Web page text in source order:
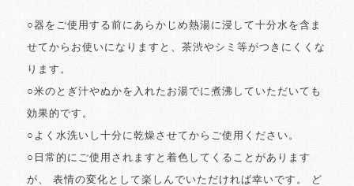
○器をご使用する前にあらかじめ熱湯に浸して十分水を含ま
せてからお使いになりますと、茶渋やシミ等がつきにくくな
ります。
○米のとぎ汁やぬかを入れたお湯でに煮沸していただいても
効果的です。
○よく水洗いし十分に乾燥させてからご使用ください。
○日常的にご使用されますと着色してくることがあります
が、 表情の変化として楽しんでいただければ幸いです。 ど